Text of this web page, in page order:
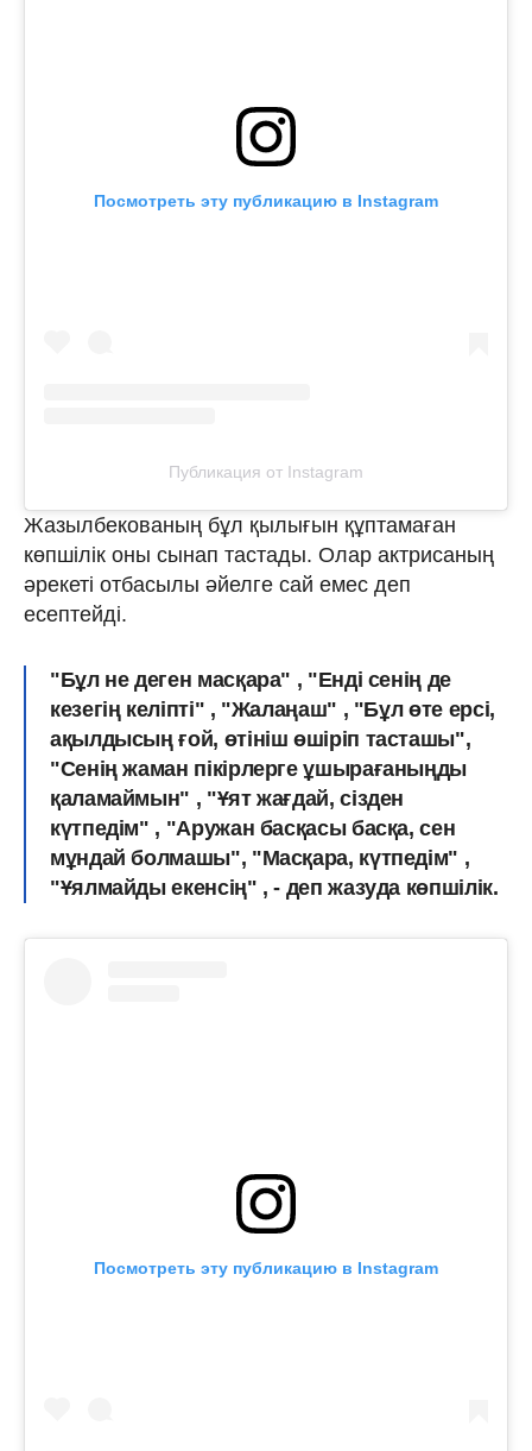
Посмотреть эту публикацию в Instagram
Публикация от Instagram
Жазылбекованың бұл қылығын құптамаған
көпшілік оны сынап тастады. Олар актрисаның
әрекеті отбасылы әйелге сай емес деп
есептейді.
"Бұл не деген масқара" , "Енді сенің де
кезегің келіпті" , "Жалаңаш" , "Бұл өте ерсі,
ақылдысың ғой, өтініш өшіріп тасташы",
"Сенің жаман пікірлерге ұшырағаныңды
қаламаймын" , "Ұят жағдай, сізден
күтпедім" , "Аружан басқасы басқа, сен
мұндай болмашы", "Масқара, күтпедім" ,
"Ұялмайды екенсің" , - деп жазуда көпшілік.
Посмотреть эту публикацию в Instagram